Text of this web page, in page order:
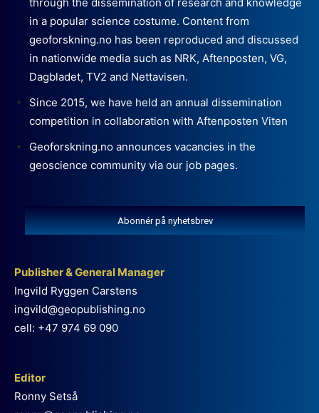
through the dissemination of research and knowledge
in a popular science costume. Content from
geoforskning.no has been reproduced and discussed
in nationwide media such as NRK, Aftenposten, VG,
Dagbladet, TV2 and Nettavisen.
Since 2015, we have held an annual dissemination
competition in collaboration with Aftenposten Viten
Geoforskning.no announces vacancies in the
geoscience community via our job pages.
Abonnér på nyhetsbrev
Publisher & General Manager
Ingvild Ryggen Carstens
ingvild@geopublishing.no
cell: +47 974 69 090
Editor
Ronny Setså